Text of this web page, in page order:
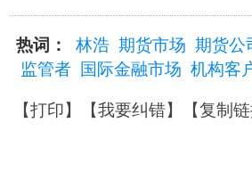
热词： 林浩 期货市场 期货公
监管者
国际金融市场 机构客
【打印】【我要纠错】【复制